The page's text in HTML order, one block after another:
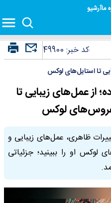
ماآرشیو
کد خبر: 49900
تا استایل‌های لوکس
عمل‌های زیبایی تا
لوکس
ظاهری، عمل‌های زیبایی و
او را ببینید؛ جزئیاتی